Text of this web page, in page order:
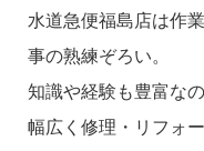
水道急便福島店は作
事の熟練ぞろい。
知識や経験も豊富な
幅広く修理・リフォ